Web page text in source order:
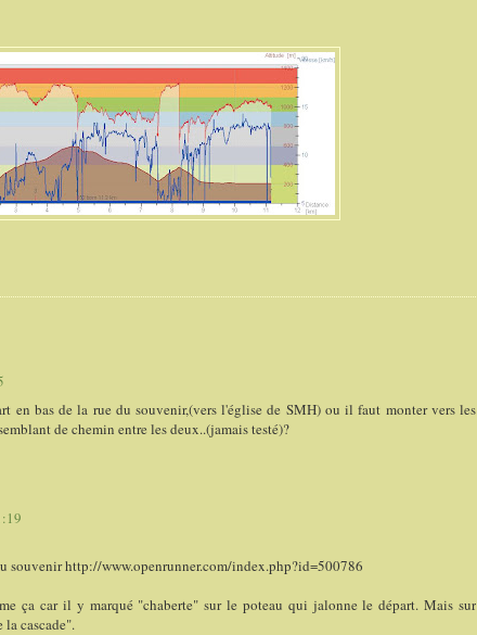
en bas de la rue du souvenir,(vers l'église de SMH) ou il faut monter vers les
de chemin entre les deux..(jamais testé)?
souvenir http://www.openrunner.com/index.php?id=500786
ça car il y marqué "chaberte" sur le poteau qui jalonne le départ. Mais sur
cascade".